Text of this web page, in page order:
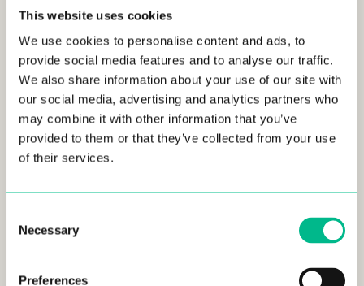
This website uses cookies
We use cookies to personalise content and ads, to
provide social media features and to analyse our traffic.
We also share information about your use of our site with
our social media, advertising and analytics partners who
may combine it with other information that you’ve
provided to them or that they’ve collected from your use
of their services.
Selection
Necessary
Preferences
Ubicado en el corazón del distrito de Sainte-Anne en
Marsella, nuestro nuevo Complejo Multifamilyestá a solo
pasos delmary dela playaPlage du Prado. La residencia
también está cerca delParc Borély, lleno de amplios
espacios verdes y un lago sereno. Esta ubicación ofrece lo
mejor de la naturaleza y la vida urbana, rodeada de
mercados animados, cafés y restaurantes que ofrecen
facilita moverse por Marsella y más allá. El complejo Sainte-
en la Línea 2, que va directamente al